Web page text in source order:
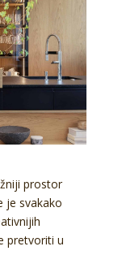
prostor
je svakako
pretvoriti u